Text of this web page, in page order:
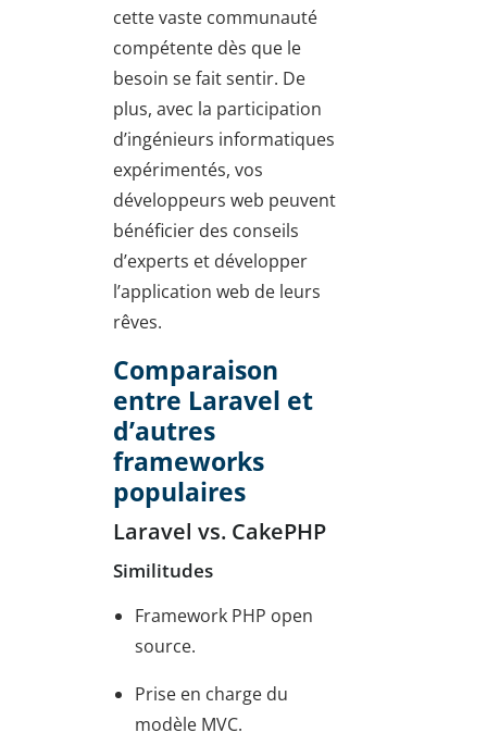
cette vaste communauté
compétente dès que le
besoin se fait sentir. De
plus, avec la participation
d’ingénieurs informatiques
expérimentés, vos
développeurs web peuvent
bénéficier des conseils
d’experts et développer
l’application web de leurs
rêves.
Comparaison
entre Laravel et
d’autres
frameworks
populaires
Laravel vs. CakePHP
Similitudes
Framework PHP open
source.
Prise en charge du
modèle MVC.